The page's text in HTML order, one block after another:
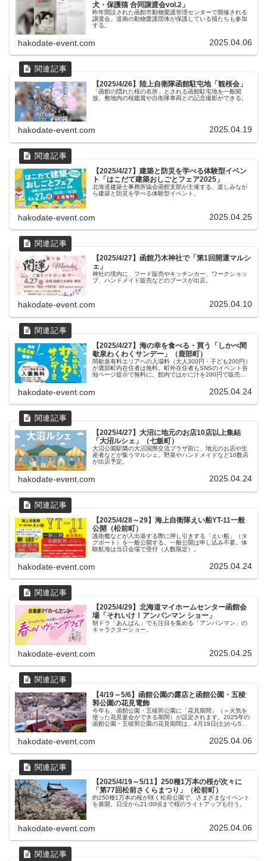
犬・保護猫 合同譲渡会vol.2」
昨年開設された函館市動物愛護管理センターで開催される
譲渡会。道南の動物愛護団体が保護している猫たちも参加
する。
hakodate-event.com 2025.04.06
【2025/4/26】陸上自衛隊函館駐屯地「観桜会」
「函館の隠れた桜の名所」とされる函館駐屯地を一般開
放。敷地内の桜鑑賞や自衛隊車両との記念撮影ができる。
hakodate-event.com 2025.04.19
【2025/4/27】建築と防災を学べる体験型イベン
ト「はこだて建築おしごとフェア2025」
北海道建築士事務所協会函館支部が主催する、楽しみなが
ら建築と防災を学べる体験型イベント。
hakodate-event.com 2025.04.25
【2025/4/27】函館乃木神社で「第1回開運マルシ
ェ」
神社の境内に、フード販売やキッチンカー、ワークショッ
プ、ハンドメイド販売などのブースが出店。
hakodate-event.com 2025.04.10
【2025/4/27】海の幸を食べる・買う「しかべ間
歇泉わくわくサンデー」（鹿部町）
間歇泉有料エリアへの入場料（大人300円・子ども200円）
が鹿部町内在住者は無料。町外在住者もSNSのイベント告
知ページ提示で無料に。館内ではかに汁を200円で販売す
貨、山菜、かまぼこ、ペットフードなど各種物販を実施。
hakodate-event.com 2025.04.24
【2025/4/27】大沼に地元のお店10店以上集結
「大沼ルシェ」（七飯町）
大沼公園駅隣の大沼国際交流プラザ前に、地元のお店や生
産者などが集うマルシェ。野菜やハンドメイドなど10数店
が出店予定。
hakodate-event.com 2025.04.24
【2025/4/28～29】海上自衛隊えい船YT-11一般
公開（松前町）
護衛艦などが入出港する際に押し引きする「えい船」（タ
グボート）を一般公開する。一般公開は申し込み不要。体
験航海は当日会場で受付（人数限定）。
hakodate-event.com 2025.04.24
【2025/4/29】北海道マイホームセンター函館会
場「それいけ！アンパンマン ショー」
朝ドラ「あんぱん」でも注目を集める「アンパンマン」の
キャラクターショー。
hakodate-event.com 2025.04.25
【4/19～5/6】函館公園の露店と函館公園・五稜
郭公園の花見電飾
今年も、函館公園・五稜郭公園に「花見期間」（＝火気を
使った花見宴会ができる期間）が設定されます。2025年の
函館公園・五稜郭公園の花見期間は、4月19日(土)から5月6
hakodate-event.com 2025.04.06
【2025/4/19～5/11】250種1万本の桜が次々に
「第77回松前さくらまつり」（松前町）
約250種1万本の桜が咲く松前公園で、さまざまなイベント
を展開。日没から21:00頃まで桜のライトアップも行う。
hakodate-event.com 2025.04.06